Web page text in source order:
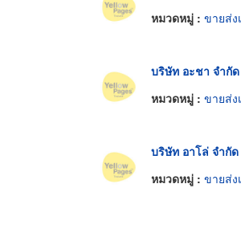
หมวดหมู่ : ขายส่ง
บริษัท อะชา จำกัด
หมวดหมู่ : ขายส่ง
บริษัท อาโล่ จำกัด
หมวดหมู่ : ขายส่ง